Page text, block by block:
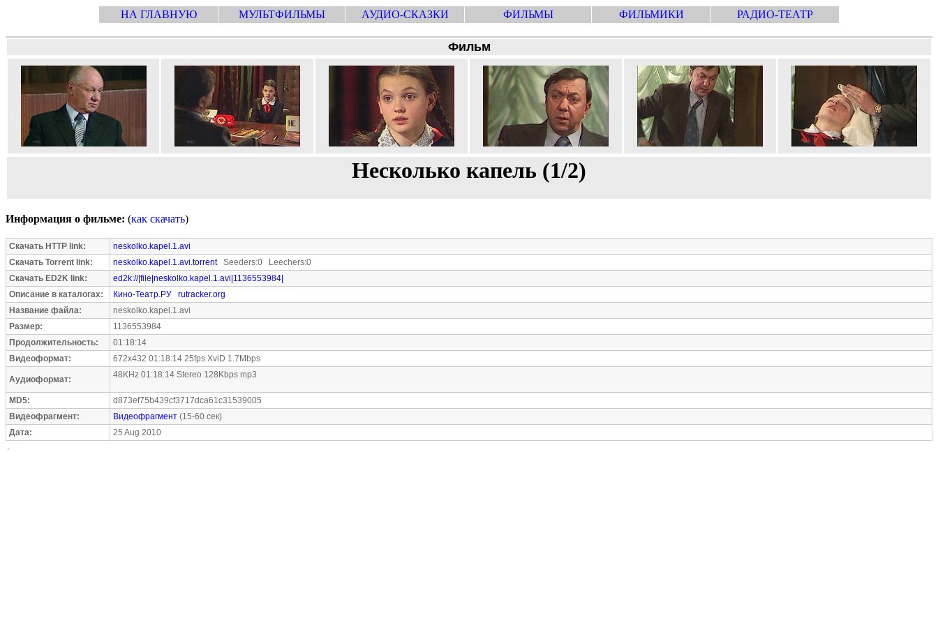
НА ГЛАВНУЮ МУЛЬТФИЛЬМЫ АУДИО-СКАЗКИ ФИЛЬМЫ ФИЛЬМИКИ РАДИО-ТЕАТР
Фильм
Несколько капель (1/2)
Информация о фильме: (как скачать)
Скачать HTTP link:
neskolko.kapel.1.avi
Скачать Torrent link:
neskolko.kapel.1.avi.torrentSeeders:0 Leechers:0
Скачать ED2K link:
ed2k://|file|neskolko.kapel.1.avi|1136553984|
Описание в каталогах:
Кино-Театр.РУ
rutracker.org
Название файла:
neskolko.kapel.1.avi
Размер:
1136553984
Продолжительность:
01:18:14
Видеоформат:
672x432 01:18:14 25fps XviD 1.7Mbps
Аудиоформат: 48KHz 01:18:14 Stereo 128Kbps mp3
MD5:
d873ef75b439cf3717dca61c31539005
Видеофрагмент:
Видеофрагмент (15-60 сек)
Дата:
25 Aug 2010